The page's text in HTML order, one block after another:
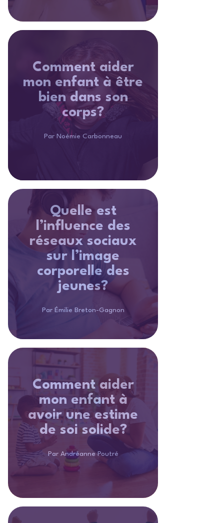
Comment aider
mon enfant à être
bien dans son
corps?
Par Noémie Carbonneau
Quelle est
l’influence des
réseaux sociaux
sur l’image
corporelle des
jeunes?
Par Émilie Breton-Gagnon
Comment aider
mon enfant à
avoir une estime
de soi solide?
Par Andréanne Poutré